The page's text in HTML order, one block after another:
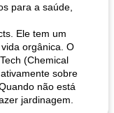
para a saúde,
Ele tem um
orgânica. O
(Chemical
sobre
não está
jardinagem.